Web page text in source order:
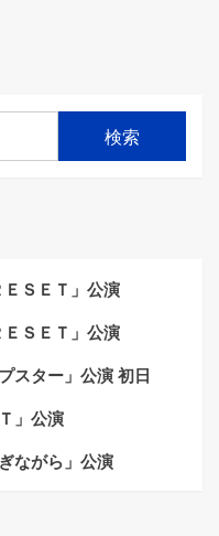
検索
ＳＥＴ」公演
ＳＥＴ」公演
スター」公演 初日
」公演
ながら」公演